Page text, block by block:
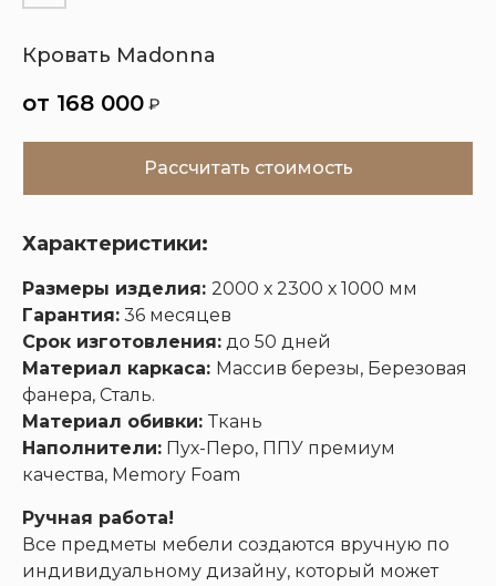
Кухни
Кровать Madonna
168 000 ₽
Рассчитать стоимость
Характеристики:
Размеры изделия: 2000 х 2300 х 1000 мм
Гарантия: 36 месяцев
Срок изготовления: до 50 дней
Материал каркаса: Массив березы, Березовая
фанера, Сталь.
Материал обивки:Ткань
Наполнители: Пух-Перо, ППУ премиум
качества, Memory Foam
Ручная работа!
Все предметы мебели создаются вручную по
индивидуальному дизайну, который может